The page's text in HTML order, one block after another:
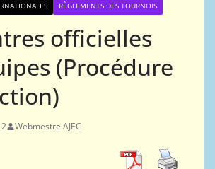
RÈGLEMENTS DES TOURNOIS
officielles
(Procédure
Webmestre AJEC